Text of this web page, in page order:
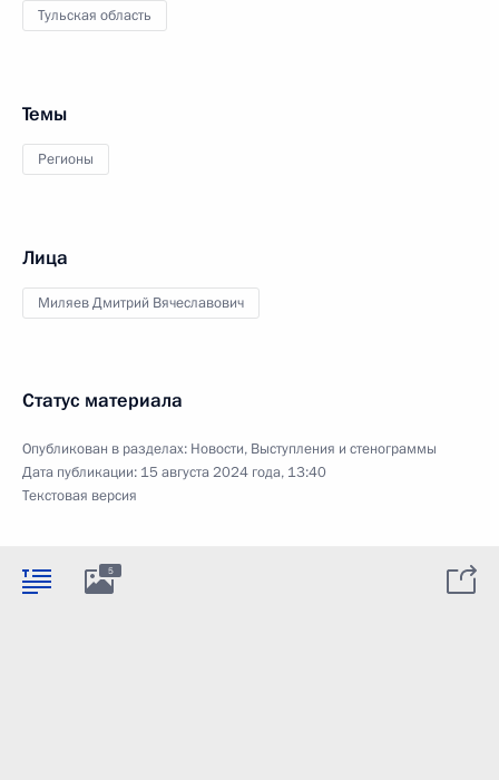
Тульская область
Темы
Регионы
Лица
Миляев Дмитрий Вячеславович
Статус материала
Опубликован в разделах: Новости, Выступления и стенограммы
Дата публикации: 15 августа 2024 года, 13:40
Текстовая версия
5